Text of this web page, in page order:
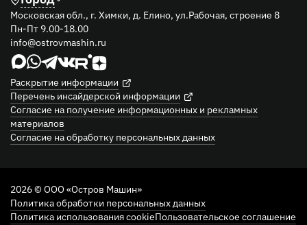
Московская обл., г. Химки, д. Елино, ул.Рабочая, строение 8
Пн-Пт 9.00-18.00
info@ostrovmashin.ru
Раскрытие информации
Перечень инсайдерской информации
Согласие на получение информационных и рекламных
материалов
Согласие на обработку персональных данных
2026 © ООО «Остров Машин»
Политика обработки персональных данных
Политика использования cookieПользовательское соглашение